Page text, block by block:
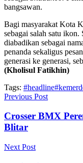
bangsawan.
Bagi masyarakat Kota
sebagai salah satu
diabadikan sebagai
penanda sekaligus
generasi ke generasi,
(Kholisul Fatikhin)
Tags: #headline
Previous Post
Crosser BMX
Blitar
Next Post